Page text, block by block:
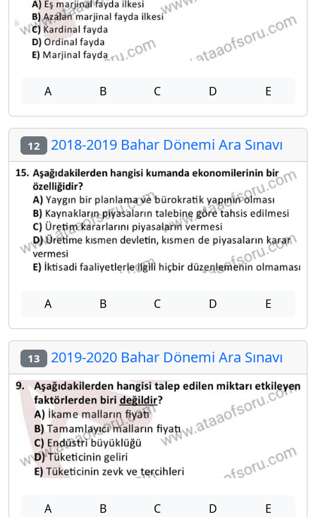
A B C D E
12 2018-2019 Bahar Dönemi Ara Sınavı
A B C D E
13 2019-2020 Bahar Dönemi Ara Sınavı
A B C D E